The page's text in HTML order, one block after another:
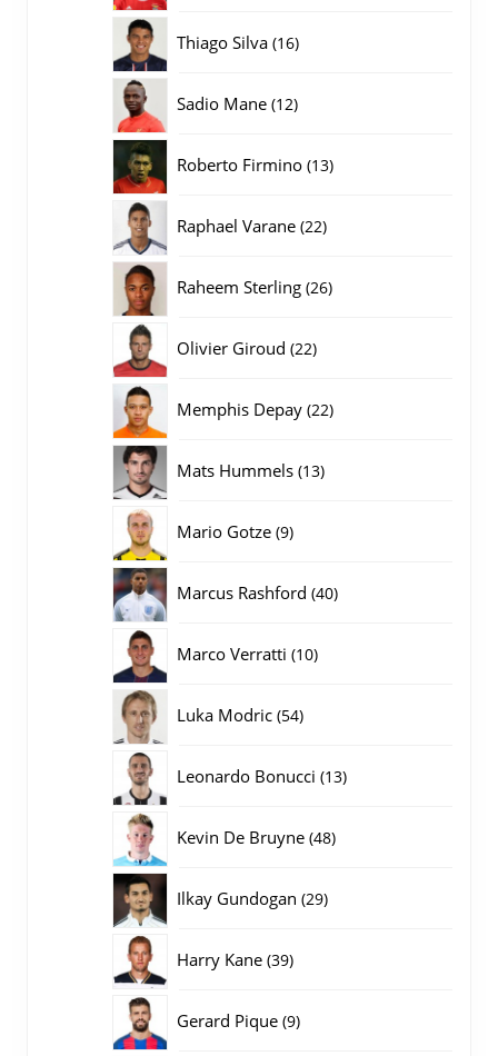
Thiago Silva 1616
Sadio Mane 1212
Roberto Firmino 1313
Raphael Varane 2222
Raheem Sterling 2626
Olivier Giroud 2222
Memphis Depay 2222
Mats Hummels 1313
Mario Gotze 99
Marcus Rashford 4040
Marco Verratti 1010
Luka Modric 5454
Leonardo Bonucci 1313
Kevin De Bruyne 4848
Ilkay Gundogan 2929
Harry Kane 3939
Gerard Pique 99